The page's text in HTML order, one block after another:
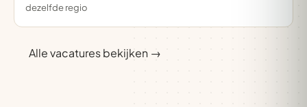
dezelfde regio
Alle vacatures bekijken →